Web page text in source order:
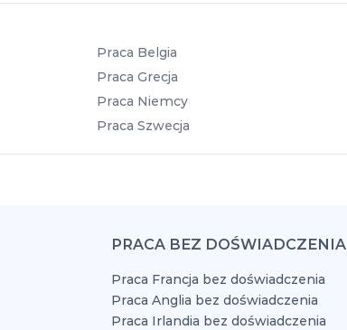
Praca Belgia
Praca Grecja
Praca Niemcy
Praca Szwecja
PRACA BEZ DOŚWIADCZENIA
Praca Francja bez doświadczenia
Praca Anglia bez doświadczenia
Praca Irlandia bez doświadczenia